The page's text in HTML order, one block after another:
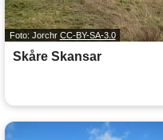
Foto: Jorchr CC-BY-SA-3.0
Skåre Skansar